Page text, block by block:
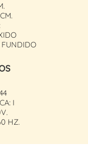
FUNDIDO
I
HZ.